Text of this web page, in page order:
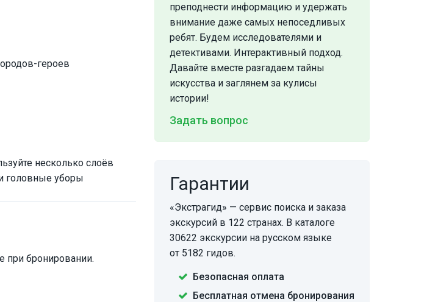
героев
несколько слоёв
головные уборы
при бронировании.
преподнести информацию и удержать
внимание даже самых непоседливых
ребят. Будем исследователями и
детективами. Интерактивный подход.
Давайте вместе разгадаем тайны
искусства и заглянем за кулисы
истории!
Задать вопрос
Гарантии
«Экстрагид» — сервис поиска и заказа
экскурсий в 122 странах. В каталоге
30622 экскурсии на русском языке
от 5182 гидов.
Безопасная оплата
Бесплатная отмена бронирования